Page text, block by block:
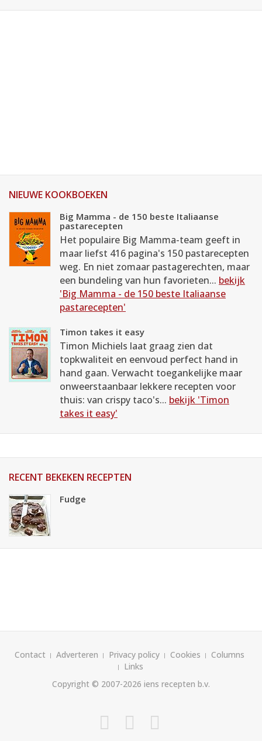
NIEUWE KOOKBOEKEN
Big Mamma - de 150 beste Italiaanse
pastarecepten
Het populaire Big Mamma-team geeft in
maar liefst 416 pagina's 150 pastarecepten
weg. En niet zomaar pastagerechten, maar
een bundeling van hun favorieten... bekijk
'Big Mamma - de 150 beste Italiaanse
pastarecepten'
Timon takes it easy
Timon Michiels laat graag zien dat
topkwaliteit en eenvoud perfect hand in
hand gaan. Verwacht toegankelijke maar
onweerstaanbaar lekkere recepten voor
thuis: van crispy taco's... bekijk 'Timon
takes it easy'
RECENT BEKEKEN RECEPTEN
Fudge
Contact Adverteren Privacy policy Cookies
Columns
Links
Copyright © 2007-2026 iens recepten b.v.